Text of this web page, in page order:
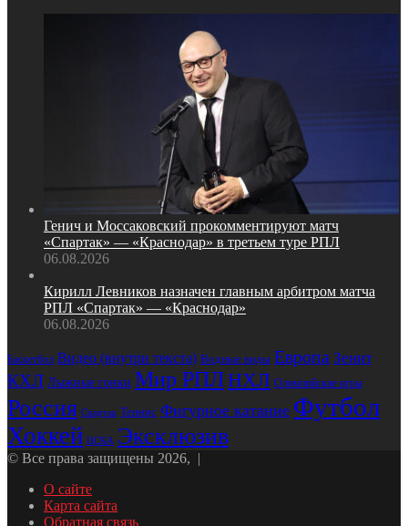
Генич и Моссаковский прокомментируют матч
«Спартак» — «Краснодар» в третьем туре РПЛ
06.08.2026
Кирилл Левников назначен главным арбитром матча
РПЛ «Спартак» — «Краснодар»
06.08.2026
Баскетбол Видео (внутри текста) Водные виды Европа Зенит
КХЛ Лыжные гонки Мир РПЛНХЛ Олимпийские игры
Россия Спартак Теннис Фигурное катание Футбол
Хоккей ЦСКА Эксклюзив
© Все права защищены 2026, |
О сайте
Карта сайта
Обратная связь